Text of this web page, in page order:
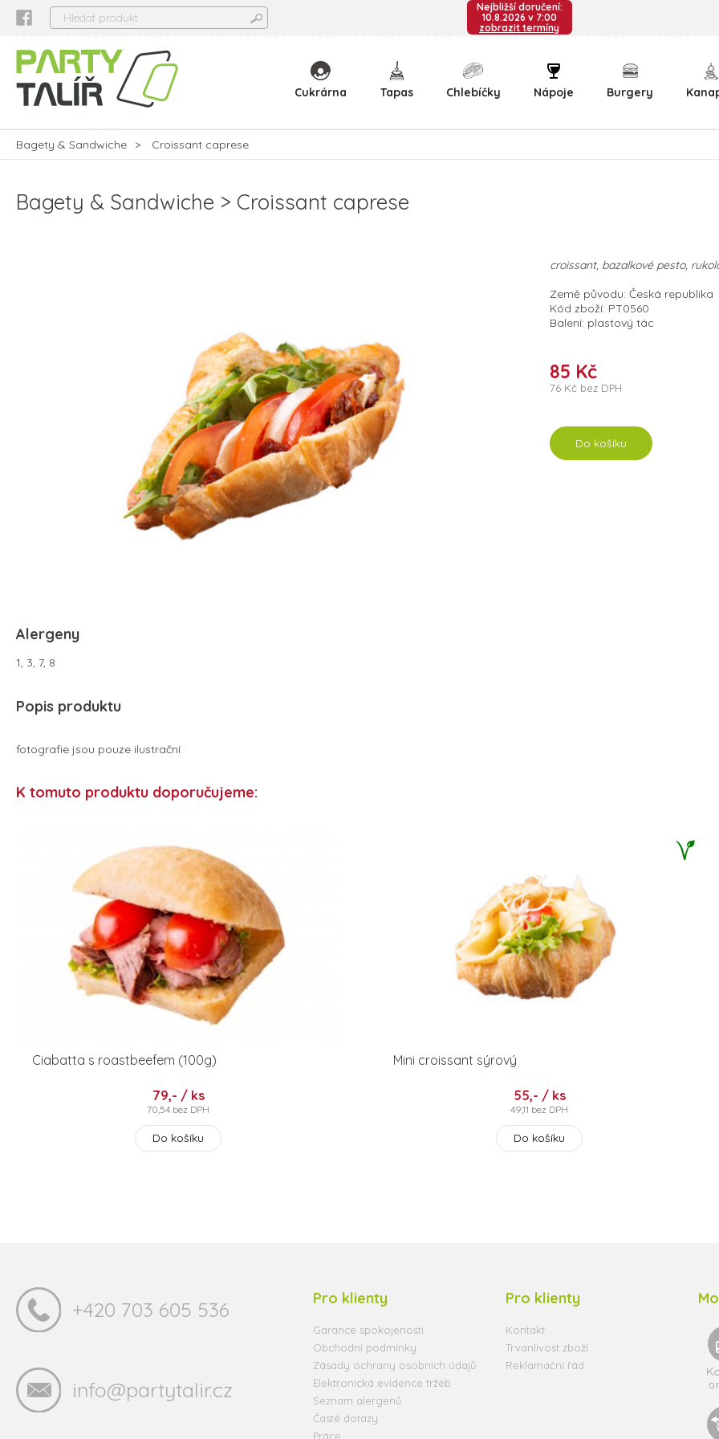
Nejbližší doručení:
10.8.2026 v 7:00
zobrazit termíny
Cukrárna Tapas Chlebíčky Nápoje Burgery
Bagety & Sandwiche Croissant caprese
Bagety & Sandwiche Croissant caprese
croissant, bazalkové pesto,
Země původu: Česká republika
Kód zboží: PT0560
Balení: plastový tác
85 Kč
76 Kč bez DPH
Do košíku
Alergeny
1, 3, 7, 8
Popis produktu
fotografie jsou pouze ilustrační
K tomuto produktu doporučujeme:
Ciabatta s roastbeefem (100g)
79,- / ks
70,54 bez DPH
Do košíku
Mini croissant sýrový
55,- / ks
49,11 bez DPH
Do košíku
+420 703 605 536
info@partytalir.cz
Pro klienty
Garance spokojenosti
Obchodní podmínky
Zásady ochrany osobních údajů
Elektronická evidence tržeb
Seznam alergenů
Časté dotazy
Práce
Pro klienty
Kontakt
Trvanlivost zboží
Reklamační řád